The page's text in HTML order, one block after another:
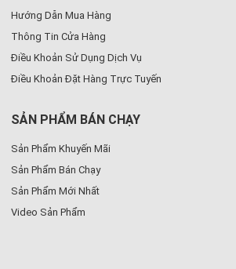
Hướng Dẫn Mua Hàng
Thông Tin Cửa Hàng
Điều Khoản Sử Dụng Dịch Vụ
Điều Khoản Đặt Hàng Trực Tuyến
SẢN PHẨM BÁN CHẠY
Sản Phẩm Khuyến Mãi
Sản Phẩm Bán Chạy
Sản Phẩm Mới Nhất
Video Sản Phẩm